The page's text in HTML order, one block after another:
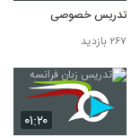
تدریس خصوصی
۲۶۷ بازدید
۰۱:۲۰